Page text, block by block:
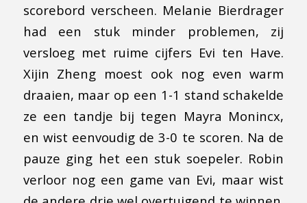
scorebord verscheen. Melanie Bierdrager
had een stuk minder problemen, zij
versloeg met ruime cijfers Evi ten Have.
Xijin Zheng moest ook nog even warm
draaien, maar op een 1-1 stand schakelde
ze een tandje bij tegen Mayra Monincx,
en wist eenvoudig de 3-0 te scoren. Na de
pauze ging het een stuk soepeler. Robin
verloor nog een game van Evi, maar wist